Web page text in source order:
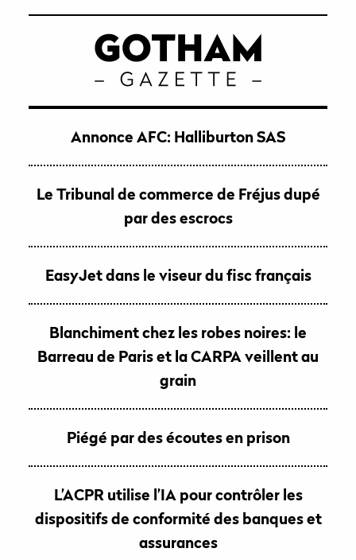
Annonce AFC: Halliburton SAS
Le Tribunal de commerce de Fréjus dupé
par des escrocs
EasyJet dans le viseur du fisc français
Blanchiment chez les robes noires: le
Barreau de Paris et la CARPA veillent au
grain
Piégé par des écoutes en prison
L’ACPR utilise l’IA pour contrôler les
dispositifs de conformité des banques et
assurances